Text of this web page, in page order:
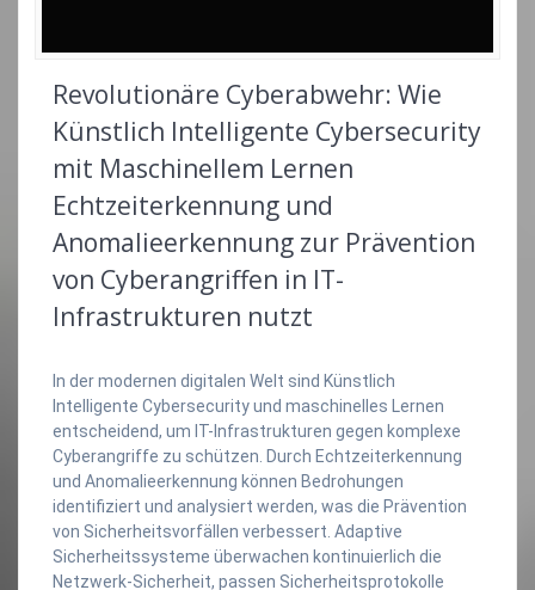
Revolutionäre Cyberabwehr: Wie
Künstlich Intelligente Cybersecurity
mit Maschinellem Lernen
Echtzeiterkennung und
Anomalieerkennung zur Prävention
von Cyberangriffen in IT-
Infrastrukturen nutzt
In der modernen digitalen Welt sind Künstlich
Intelligente Cybersecurity und maschinelles Lernen
entscheidend, um IT-Infrastrukturen gegen komplexe
Cyberangriffe zu schützen. Durch Echtzeiterkennung
und Anomalieerkennung können Bedrohungen
identifiziert und analysiert werden, was die Prävention
von Sicherheitsvorfällen verbessert. Adaptive
Sicherheitssysteme überwachen kontinuierlich die
Netzwerk-Sicherheit, passen Sicherheitsprotokolle